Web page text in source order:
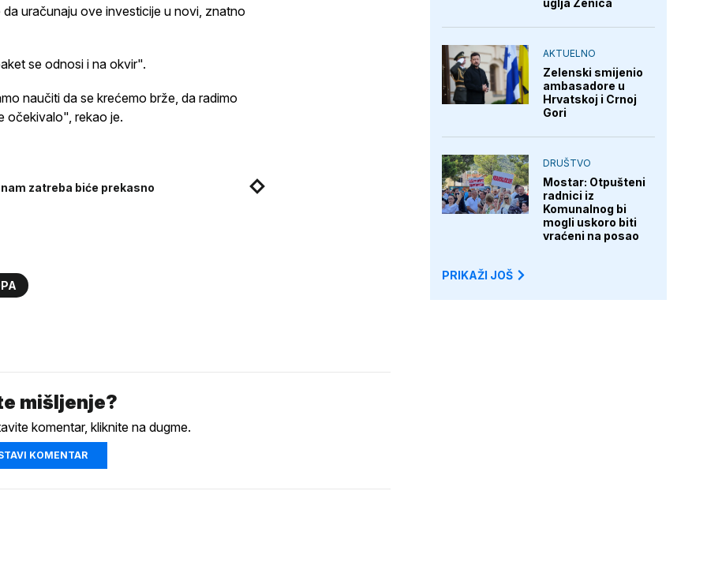
da uračunaju ove investicije u novi, znatno
se odnosi i na okvir".
naučiti da se krećemo brže, da radimo
očekivalo", rekao je.
zatreba biće prekasno
mišljenje?
komentar, kliknite na dugme.
KOMENTAR
uglja Zenica
AKTUELNO
Zelenski smijenio
ambasadore u
Hrvatskoj i Crnoj
Gori
DRUŠTVO
Mostar: Otpušteni
radnici iz
Komunalnog bi
mogli uskoro biti
vraćeni na posao
PRIKAŽI JOŠ